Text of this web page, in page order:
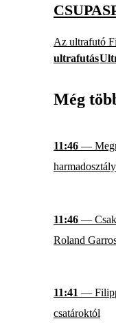
Az ultrafutó
ultrafutás
Még
11:46 —
11:46 — Csak
Roland
11:41 —
csatároktól